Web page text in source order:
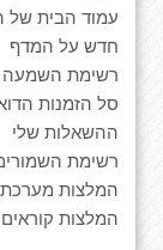
עמוד הבית של
חדש על המדף
רשימת השמעה
סל הזמנות
ההשאלות שלי
רשימת
המלצות מערכת
המלצות קוראים